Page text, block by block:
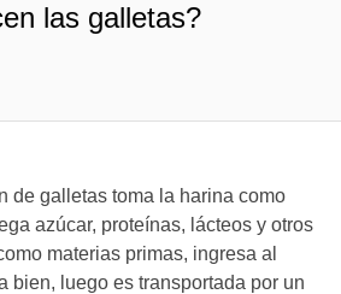
las galletas?
de galletas toma la harina como
azúcar, proteínas, lácteos y otros
materias primas, ingresa al
bien, luego es transportada por un